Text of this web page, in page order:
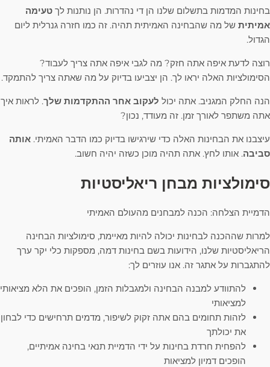
בחינות המדמות בתשלום שלנו הן די נהדרות. הן נותנות לך טעימה
אמיתית של מה שהבחינה האמיתית תהיה. זה כמו חזרה גנרלית ליום
הגדול.
רוצה לדעת איפה אתה חזק? מה לגבי איפה אתה צריך לעבוד?
הסימולציות האלה יראו לך. הן יצביעו בדיוק על מה שאתה צריך להתמקד.
הנה החלק המגניב. אתה יכול לעקוב אחר ההתקדמות שלך. לראות איך
אתה משתפר לאורך זמן. זה מעודד, נכון?
עיצבנו את הבחינות האלה כדי שירגישו בדיוק כמו הדבר האמיתי. אותה
סביבה. אותו לחץ. אתה תהיה מוכן כשזה יהיה חשוב.
סימולציות מבחן ריאליסטיות
הדמיית הצלחה: הכנה למבחנים מהעולם האמיתי
למרות שההכנה לבחינות יכולה להיות מאיימת, סימולציות הבחינה
הריאליסטיות שלנו, הידועות בשם בחינות דמה, מספקות כלי יקר ערך
להתגברות על אתגר זה. אנו עוזרים לך:
להתוודע למבנה הבחינה ולמגבלות הזמן, הופכים את הלא מציאותי
למציאותי
לזהות תחומים בהם אתה זקוק לשיפור, מדמים תרחישים כדי לבחון
את יכולתך
להפחית חרדת בחינות על ידי הדמיית תנאי בחינה אמיתיים,
הופכים דמיון למציאות